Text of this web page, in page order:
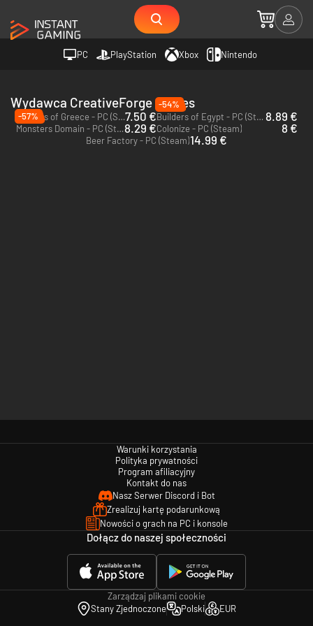
PC PlayStation Xbox Nintendo
Wydawca CreativeForge Games
Builders of Greece - PC (Steam)7.50 €
-54%
Builders of Egypt - PC (Steam) 8.89 €
-57%
Monsters Domain - PC (Steam)8.29 €Colonize - PC (Steam) 8 €
Beer Factory - PC (Steam)14.99 €
Warunki korzystania
Polityka prywatności
Program afiliacyjny
Kontakt do nas
Nasz Serwer Discord i Bot
Zrealizuj kartę podarunkową
Nowości o grach na PC i konsole
Dołącz do naszej społeczności
Zarządzaj plikami cookie
Stany Zjednoczone
Polski EUR